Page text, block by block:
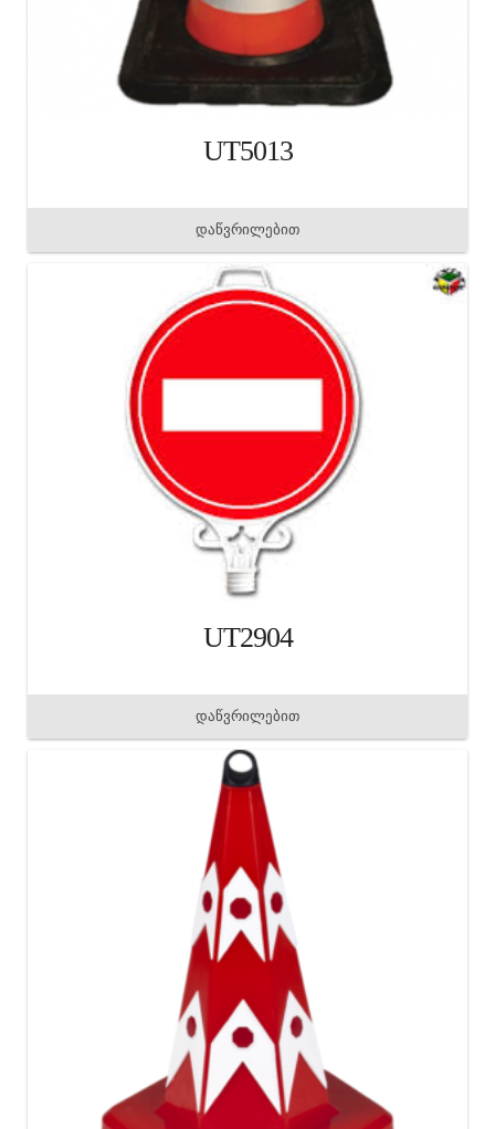
UT5013
დაწვრილებით
UT2904
დაწვრილებით